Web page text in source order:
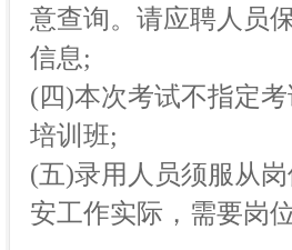
意查询。请应聘人员
信息;
(四)本次考试不指定
培训班;
(五)录用人员须服从
安工作实际，需要岗